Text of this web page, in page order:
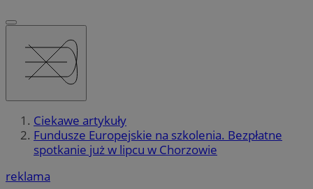
Ciekawe artykuły
Fundusze Europejskie na szkolenia. Bezpłatne
spotkanie już w lipcu w Chorzowie
reklama